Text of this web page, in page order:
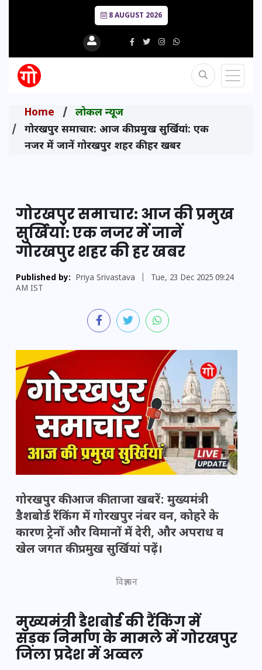
8 AUGUST 2026
Home
लोकल न्यूज
गोरखपुर समाचार: आज की प्रमुख सुर्खियां: एक
नजर में जानें गोरखपुर शहर की हर खबर
गोरखपुर समाचार: आज की प्रमुख
सुर्खियां: एक नजर में जानें
गोरखपुर शहर की हर खबर
Published by: Priya Srivastava
Tue, 23 Dec 2025 09:24
AM IST
गोरखपुर की आज की ताजा खबरें: मुख्यमंत्री
डैशबोर्ड रैंकिंग में गोरखपुर नंबर वन, कोहरे के
कारण ट्रेनों और विमानों में देरी, और अपराध व
खेल जगत की प्रमुख सुर्खियां पढ़ें।
विज्ञापन
मुख्यमंत्री डैशबोर्ड की रैंकिंग में
सड़क निर्माण के मामले में गोरखपुर
जिला प्रदेश में अव्वल